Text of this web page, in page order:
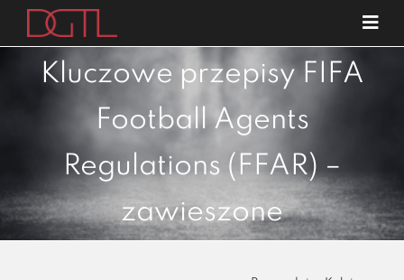
Przejdź
zawartości
o nas
publikacje
kariera
kontakt
Kluczowe przepisy FIFA
Football Agents
Regulations (FFAR) –
zawieszone